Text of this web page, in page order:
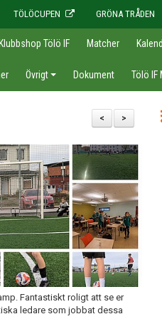
TÖLÖCUPEN GRÖNA TRÅDEN
Tölö IF Matcher
Övrigt Dokument Tölö IF
>
<
Fantastiskt roligt att se er
ledare som jobbat dessa